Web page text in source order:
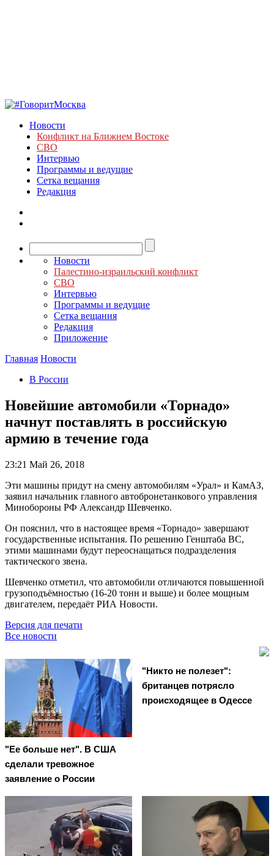
Новости
Конфликт на Ближнем Востоке
СВО
Интервью
Программы и ведущие
Сетка вещания
Редакция
Новости
Палестино-израильский конфликт
СВО
Интервью
Программы и ведущие
Сетка вещания
Редакция
Приложение
Главная Новости
В России
Новейшие автомобили «Торнадо»
начнут поставлять в российскую
армию в течение года
23:21 Май 26, 2018
Эти машины придут на смену автомобилям «Урал» и КамАЗ,
заявил начальник главного автобронетанкового управления
Минобороны РФ Александр Шевченко.
Он пояснил, что в настоящее время «Торнадо» завершают
государственные испытания. По решению Генштаба ВС,
этими машинами будут переоснащаться подразделения
тактического звена.
Шевченко отметил, что автомобили отличаются повышенной
грузоподъёмностью (16-20 тонн и выше) и более мощным
двигателем, передаёт РИА Новости.
Версия для печати
Все новости
"Ее больше нет". В США
сделали тревожное
заявление о России
"Никто не полезет":
британцев потрясло
происходящее в Одессе